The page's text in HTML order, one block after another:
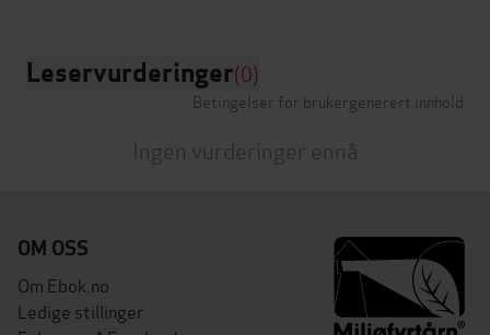
Leservurderinger(0)
Betingelser for brukergenerert innhold
Ingen vurderinger ennå
OM OSS
Om Ebok.no
Ledige stillinger